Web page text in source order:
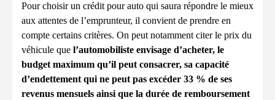
Pour choisir un crédit pour auto qui saura répondre le mieux
aux attentes de l’emprunteur, il convient de prendre en
compte certains critères. On peut notamment citer le prix du
véhicule que l’automobiliste envisage d’acheter, le
budget maximum qu’il peut consacrer, sa capacité
d’endettement qui ne peut pas excéder 33 % de ses
revenus mensuels ainsi que la durée de remboursement